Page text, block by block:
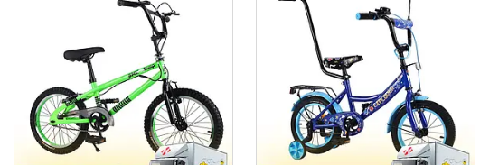
Від 7 до 12 років 3
Блакитний 2
Білий 3
Жовтий 2